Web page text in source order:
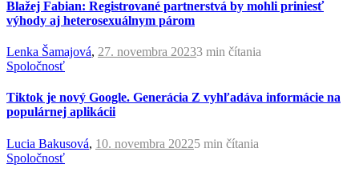
Blažej Fabian: Registrované partnerstvá by mohli priniesť
výhody aj heterosexuálnym párom
Lenka Šamajová, 27. novembra 20233 min čítania
Spoločnosť
Tiktok je nový Google. Generácia Z vyhľadáva informácie na
populárnej aplikácii
Lucia Bakusová, 10. novembra 20225 min čítania
Spoločnosť